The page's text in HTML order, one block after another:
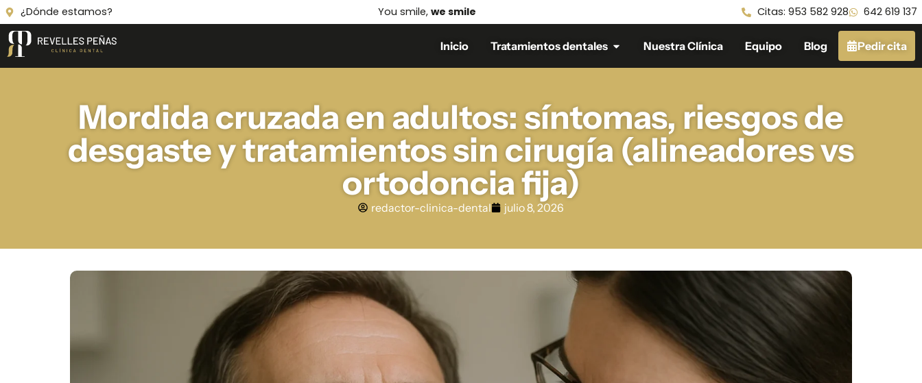
¿Dónde estamos? You smile, we smile Citas: 953 582 928 642 619 137
Inicio Tratamientos dentales Nuestra Clínica Equipo Blog Pedir cita
Mordida cruzada en adultos: síntomas, riesgos de
desgaste y tratamientos sin cirugía (alineadores vs
ortodoncia fija)
redactor-clinica-dental julio 8, 2026